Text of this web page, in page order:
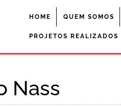
HOME QUEM SOMOS
PROJETOS REALIZADOS
Nass